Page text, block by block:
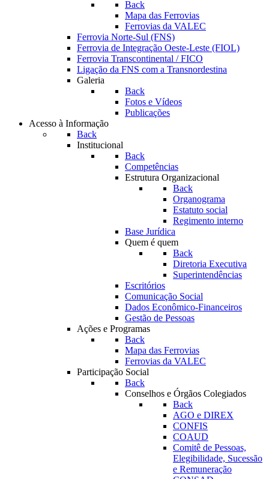
Back
Mapa das Ferrovias
Ferrovias da VALEC
Ferrovia Norte-Sul (FNS)
Ferrovia de Integração Oeste-Leste (FIOL)
Ferrovia Transcontinental / FICO
Ligação da FNS com a Transnordestina
Galeria
Back
Fotos e Vídeos
Publicações
Acesso à Informação
Back
Institucional
Back
Competências
Estrutura Organizacional
Back
Organograma
Estatuto social
Regimento interno
Base Jurídica
Quem é quem
Back
Diretoria Executiva
Superintendências
Escritórios
Comunicação Social
Dados Econômico-Financeiros
Gestão de Pessoas
Ações e Programas
Back
Mapa das Ferrovias
Ferrovias da VALEC
Participação Social
Back
Conselhos e Órgãos Colegiados
Back
AGO e DIREX
CONFIS
COAUD
Comitê de Pessoas,
Elegibilidade, Sucessão
e Remuneração